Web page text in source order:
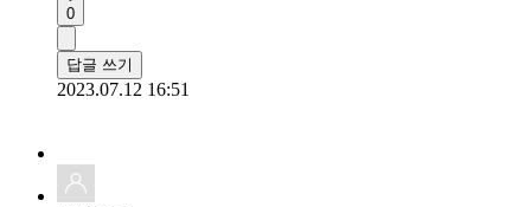
0
답글 쓰기
2023.07.12 16:51